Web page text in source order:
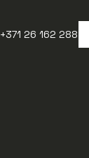
+371 26 162 288